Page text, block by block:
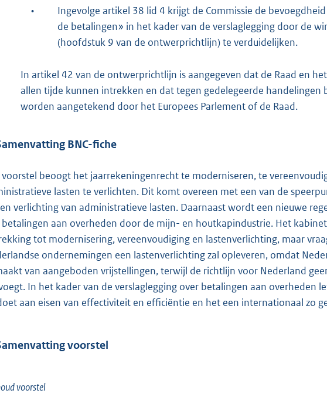
•
Ingevolge artikel 38 lid 4 krijgt de Commissie de
de betalingen» in het kader van de verslaglegging door de
(hoofdstuk 9 van de ontwerprichtlijn) te verduidelijken.
In artikel 42 van de ontwerprichtlijn is aangegeven dat de Raad en
allen tijde kunnen intrekken en dat tegen gedelegeerde handelingen
worden aangetekend door het Europees Parlement of de Raad.
BNC-fiche
beoogt het jaarrekeningenrecht te moderniseren, te
lasten te verlichten. Dit komt overeen met een van de
verlichting van administratieve lasten. Daarnaast wordt een nieuwe
betalingen aan overheden door de mijn- en houtkapindustrie. Het
tot modernisering, vereenvoudiging en lastenverlichting, maar
ondernemingen een lastenverlichting zal opleveren, omdat
van aangeboden vrijstellingen, terwijl de richtlijn voor Nederland
In het kader van de verslaglegging over betalingen aan overheden
aan eisen van effectiviteit en efficiëntie en het een internationaal zo
voorstel
voorstel